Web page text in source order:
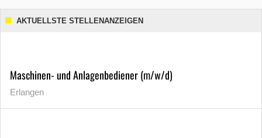
AKTUELLSTE STELLENANZEIGEN
Maschinen- und Anlagenbediener (m/w/d)
Erlangen